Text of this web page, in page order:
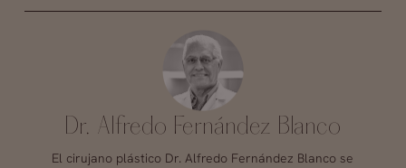
Dr. Alfredo Fernández Blanco
El cirujano plástico Dr. Alfredo Fernández Blanco se